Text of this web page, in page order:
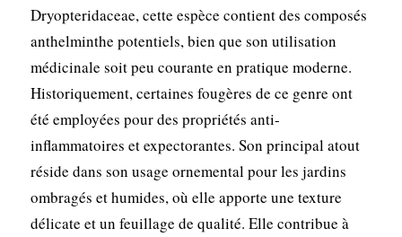
Dryopteridaceae, cette espèce contient des composés
anthelminthe potentiels, bien que son utilisation
médicinale soit peu courante en pratique moderne.
Historiquement, certaines fougères de ce genre ont
été employées pour des propriétés anti-
inflammatoires et expectorantes. Son principal atout
réside dans son usage ornemental pour les jardins
ombragés et humides, où elle apporte une texture
délicate et un feuillage de qualité. Elle contribue à